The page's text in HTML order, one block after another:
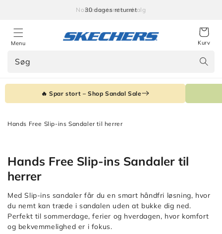
30 dages returret
Menu
Søg
Kurv
🔥 Spar stort – Shop Sandal Sale
Hands Free Slip-ins Sandaler til herrer
Kollektion:
Hands Free Slip-ins Sandaler til
herrer
Med Slip-ins sandaler får du en smart håndfri løsning, hvor
du nemt kan træde i sandalen uden at bukke dig ned.
Perfekt til sommerdage, ferier og hverdagen, hvor komfort
og bekvemmelighed er i fokus.